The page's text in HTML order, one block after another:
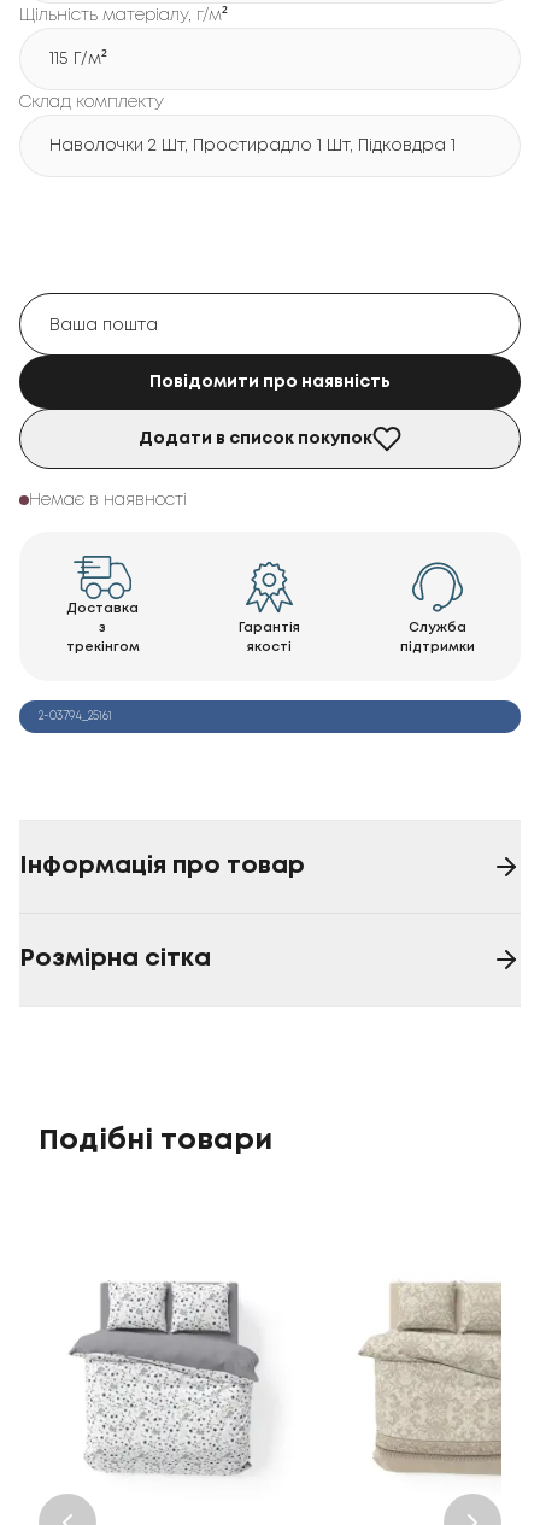
Щільність матеріалу, г/м²
115 Г/м²
Склад комплекту
Наволочки 2 Шт, Простирадло 1 Шт, Підковдра 1 Шт
Повідомити про наявність
Додати в список покупок
Немає в наявності
Доставка
з
трекінгом
Гарантія
якості
Служба
підтримки
2-03794_25161
Інформація про товар
Розмірна сітка
Подібні товари